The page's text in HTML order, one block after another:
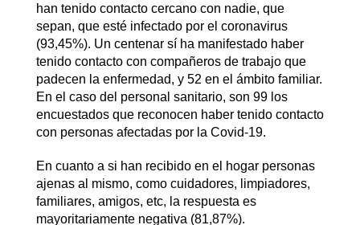
han tenido contacto cercano con nadie, que
sepan, que esté infectado por el coronavirus
(93,45%). Un centenar sí ha manifestado haber
tenido contacto con compañeros de trabajo que
padecen la enfermedad, y 52 en el ámbito familiar.
En el caso del personal sanitario, son 99 los
encuestados que reconocen haber tenido contacto
con personas afectadas por la Covid-19.
En cuanto a si han recibido en el hogar personas
ajenas al mismo, como cuidadores, limpiadores,
familiares, amigos, etc, la respuesta es
mayoritariamente negativa (81,87%).